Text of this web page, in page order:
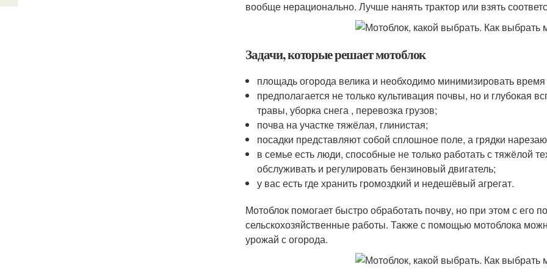
вообще нерационально. Лучше нанять трактор или взять
Задачи, которые решает мотоблок
площадь огорода велика и необходимо минимизировать время
предполагается не только культивация почвы, но и глубокая
травы, уборка снега , перевозка грузов;
почва на участке тяжёлая, глинистая;
посадки представляют собой сплошное поле, а грядки
в семье есть люди, способные не только работать с тяжёлой
обслуживать и регулировать бензиновый двигатель;
у вас есть где хранить громоздкий и недешёвый агрегат.
Мотоблок помогает быстро обработать почву, но при этом с его
сельскохозяйственные работы. Также с помощью мотоблока
урожай с огорода.